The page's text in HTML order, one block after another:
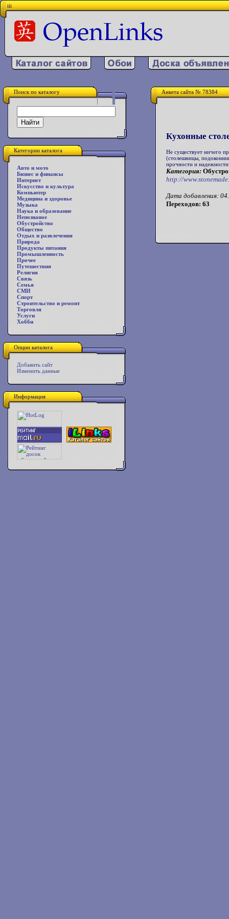
iii
Поиск по каталогу
Категории каталога
Авто и мото
Бизнес и финансы
Интернет
Искусство и культура
Компьютер
Медицина и здоровье
Музыка
Наука и образование
Непознаное
Обустройство
Общество
Отдых и развлечения
Природа
Продукты питания
Промышленность
Прочее
Путешествия
Религия
Связь
Семья
СМИ
Спорт
Строительство и ремонт
Торговля
Услуги
Хобби
Опции каталога
Добавить сайт
Изменить данные
Информация
Анкета сайта № 78384
Кухонные
Не существует ничего
(столешницы,
прочности и
Категория:
http://
Дата добавления:
Переходов: 63